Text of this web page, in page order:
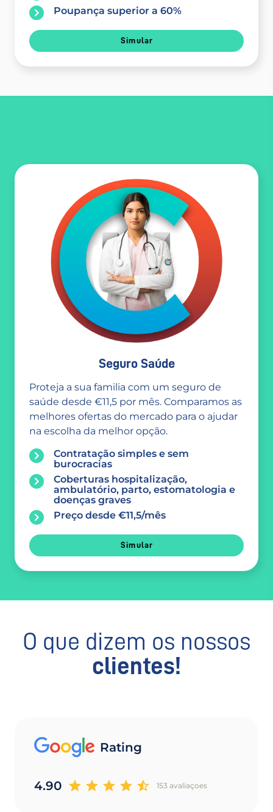
Poupança superior a 60%
Simular
Seguro Saúde
Proteja a sua familia com um seguro de
saúde desde €11,5 por mês. Comparamos as
melhores ofertas do mercado para o ajudar
na escolha da melhor opção.
Contratação simples e sem
burocracias
Coberturas hospitalização,
ambulatório, parto, estomatologia e
doenças graves
Preço desde €11,5/mês
Simular
O que dizem os nossos
clientes!
Rating
4.90 153 avaliaçoes